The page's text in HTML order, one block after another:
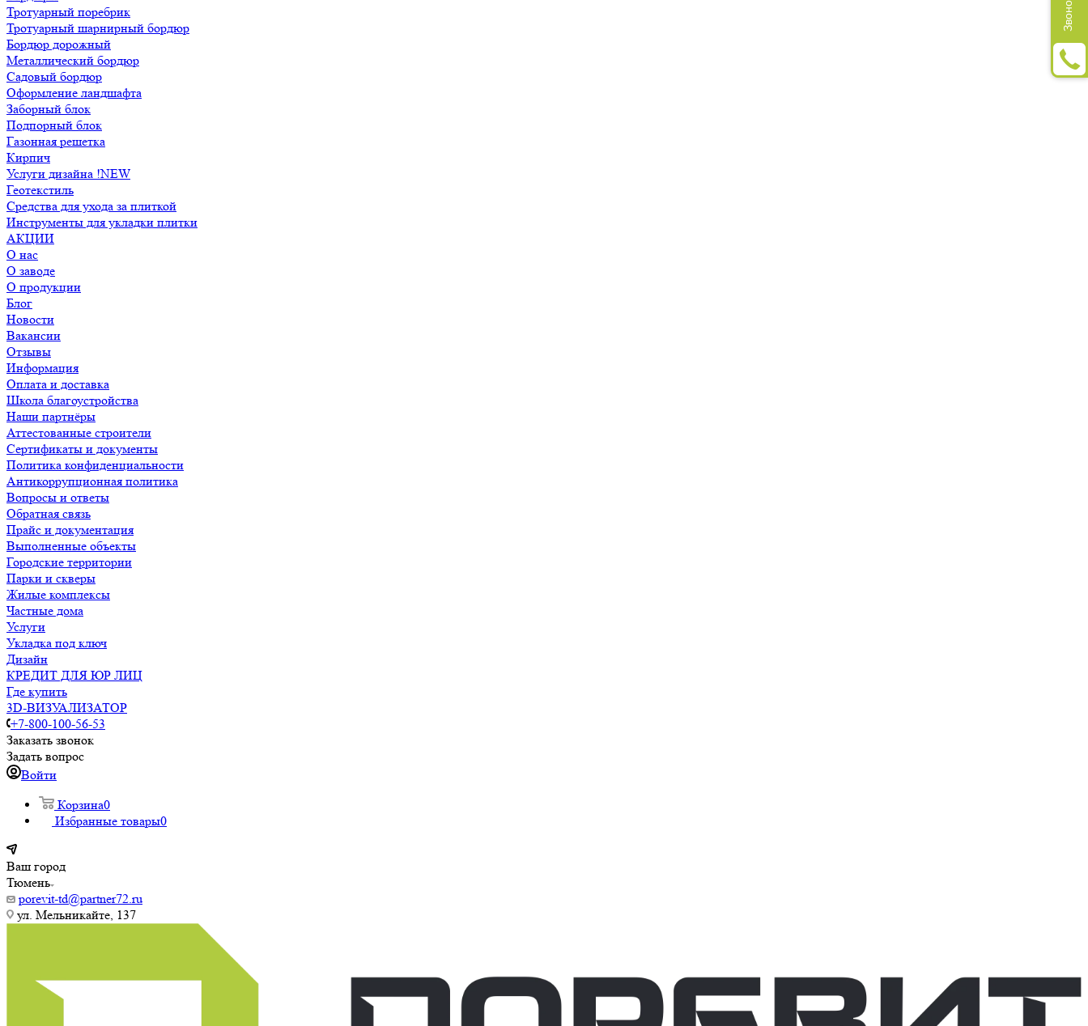
Тротуарный поребрик
Тротуарный шарнирный бордюр
Бордюр дорожный
Металлический бордюр
Садовый бордюр
Оформление ландшафта
Заборный блок
Подпорный блок
Газонная решетка
Кирпич
Услуги дизайна !NEW
Геотекстиль
Средства для ухода за плиткой
Инструменты для укладки плитки
АКЦИИ
О нас
О заводе
О продукции
Блог
Новости
Вакансии
Отзывы
Информация
Оплата и доставка
Школа благоустройства
Наши партнёры
Аттестованные строители
Сертификаты и документы
Политика конфиденциальности
Антикоррупционная политика
Вопросы и ответы
Обратная связь
Прайс и документация
Выполненные объекты
Городские территории
Парки и скверы
Жилые комплексы
Частные дома
Услуги
Укладка под ключ
Дизайн
КРЕДИТ ДЛЯ ЮР ЛИЦ
Где купить
3D-ВИЗУАЛИЗАТОР
+7-800-100-56-53
Заказать звонок
Задать вопрос
Войти
Корзина0
Избранные товары0
Ваш город
Тюмень
porevit-td@partner72.ru
ул. Мельникайте, 137